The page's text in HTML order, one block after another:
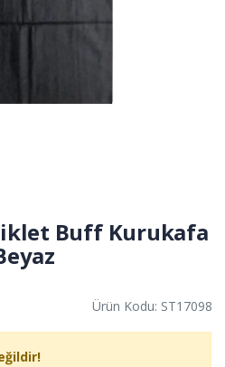
Buff Kurukafa
Ürün Kodu: ST17098